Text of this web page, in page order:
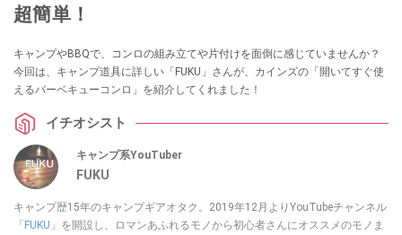
超簡単！
キャンプやBBQで、コンロの組み立てや片付けを面倒に感じていませんか？
今回は、キャンプ道具に詳しい「FUKU」さんが、カインズの「開いてすぐ使
えるバーベキューコンロ」を紹介してくれました！
イチオシスト
キャンプ系YouTuber
FUKU
キャンプ歴15年のキャンプギアオタク。2019年12月よりYouTubeチャンネル
「FUKU 」を開設し、ロマンあふれるモノから初心者さんにオススメのモノま